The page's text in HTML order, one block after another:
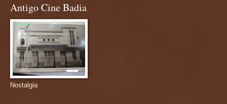
Antigo Cine Badia
Nostalgia